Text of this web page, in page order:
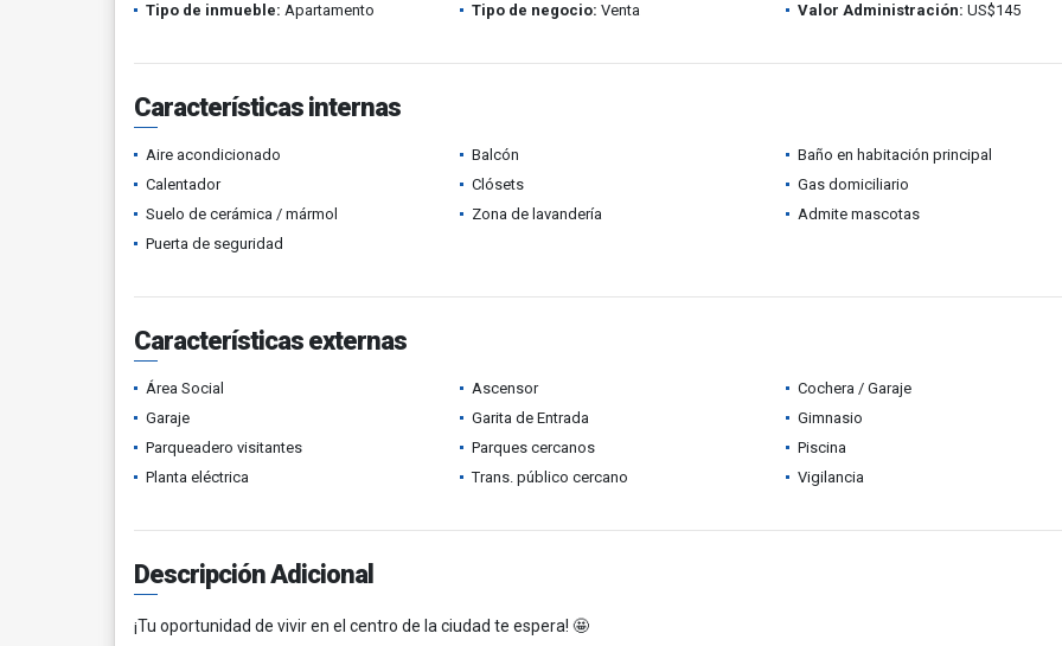
Tipo de inmueble: Apartamento Tipo de negocio: Venta Valor Administración: US$145
Características internas
Aire acondicionado Balcón
Baño en habitación principal
Calentador
Clósets
Gas domiciliario
Suelo de cerámica / mármol
Zona de lavandería
Admite mascotas
Puerta de seguridad
Características externas
Área Social Ascensor
Cochera / Garaje
Garaje
Garita de Entrada
Gimnasio
Parqueadero visitantes
Parques cercanos
Piscina
Planta eléctrica
Trans. público cercano Vigilancia
Descripción Adicional
¡Tu oportunidad de vivir en el centro de la ciudad te espera! 🤩